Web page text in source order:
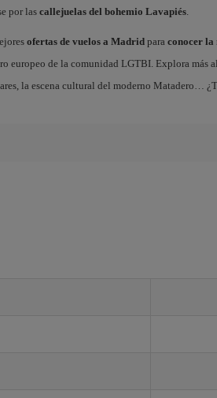
por lascallejuelas del bohemio Lavapiés.
ofertas de vuelos a Madridpara conocer la
europeo de la comunidad LGTBI. Explora más
la escena cultural del moderno Matadero…